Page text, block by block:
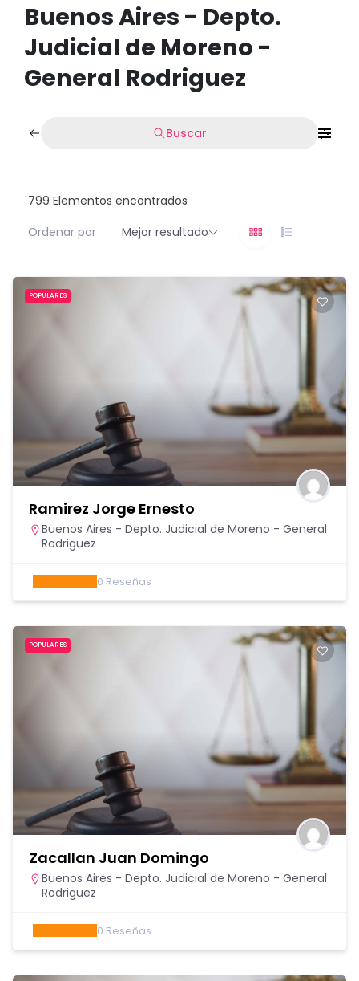
Buenos Aires - Depto.
Judicial de Moreno -
General Rodriguez
Buscar
799 Elementos encontrados
Ordenar por
Mejor resultado
POPULARES
Ramirez Jorge Ernesto
Buenos Aires - Depto. Judicial de Moreno - General
Rodriguez
0 Reseñas
POPULARES
Zacallan Juan Domingo
Buenos Aires - Depto. Judicial de Moreno - General
Rodriguez
0 Reseñas